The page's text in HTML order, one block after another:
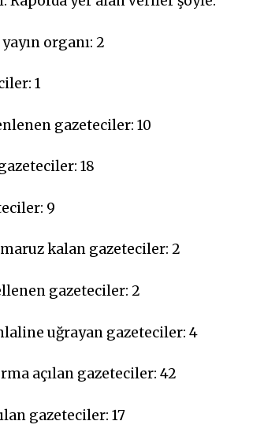
organı: 2
1
gazeteciler: 10
18
9
kalan gazeteciler: 2
gazeteciler: 2
uğrayan gazeteciler: 4
açılan gazeteciler: 42
gazeteciler: 17